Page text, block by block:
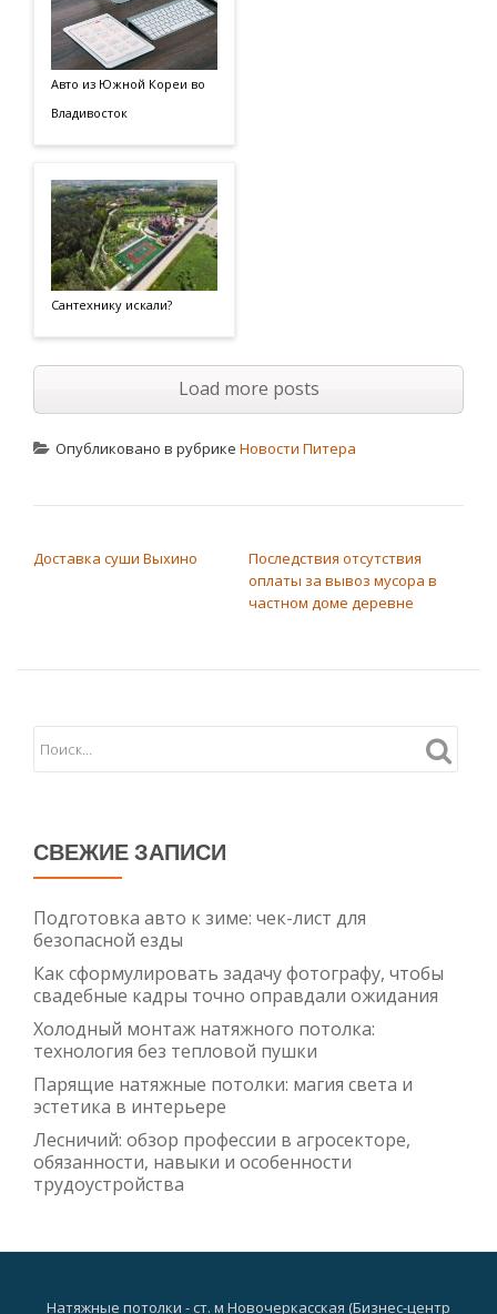
Авто из Южной Кореи во
Владивосток
Сантехнику искали?
Load more posts
Опубликовано в рубрике Новости Питера
Доставка суши Выхино
Последствия отсутствия
оплаты за вывоз мусора в
частном доме деревне
СВЕЖИЕ ЗАПИСИ
Подготовка авто к зиме: чек-лист для
безопасной езды
Как сформулировать задачу фотографу, чтобы
свадебные кадры точно оправдали ожидания
Холодный монтаж натяжного потолка:
технология без тепловой пушки
Парящие натяжные потолки: магия света и
эстетика в интерьере
Лесничий: обзор профессии в агросекторе,
обязанности, навыки и особенности
трудоустройства
Натяжные потолки - ст. м Новочеркасская (Бизнес-центр